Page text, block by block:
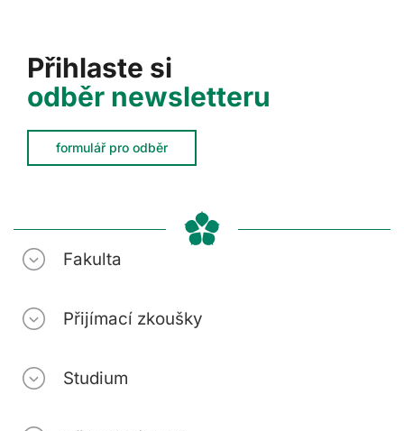
Přihlaste si
odběr newsletteru
formulář pro odběr
Fakulta
Přijímací zkoušky
Studium